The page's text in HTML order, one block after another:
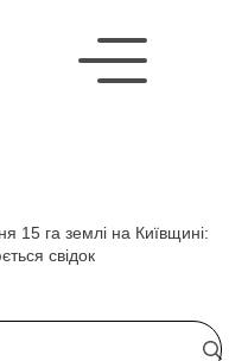
15 га землі на Київщині:
свідок